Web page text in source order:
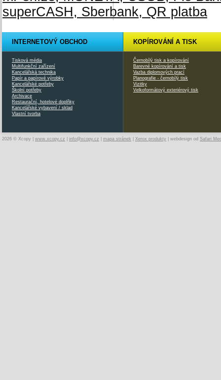
INTERNETOVÝ OBCHOD
Tisková média
Multifunkční zařízení
Kancelářská technika
Papír a papírové výrobky
Kancelářské potřeby
Školní potřeby
Archivace
Restaurační, hotelové doplňky
Kancelářské vybavení / sklad
Vlastní tvorba
KOPÍROVÁNÍ A TISK
Černobílý tisk a kopírování
Barevné kopírování a tisk
Vazba diplomových prací
Planografie - černobílý tisk
Vizitky
Velkoformátový exteriérový tisk
2026 © Xcopy | www.xcopy.cz info@xcopy.cz mapa stránek Xerox produkty | webdesign od Safari